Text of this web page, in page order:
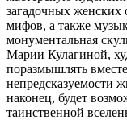
загадочных женских
мифов, а также
монументальная
Марии Кулагиной,
поразмышлять
непредсказуемости
наконец, будет
таинственной